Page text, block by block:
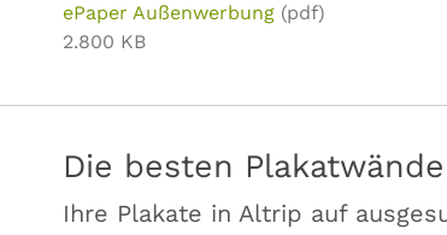
ePaper Außenwerbung (pdf)
2.800 KB
Die besten
Ihre Plakate in Altrip auf